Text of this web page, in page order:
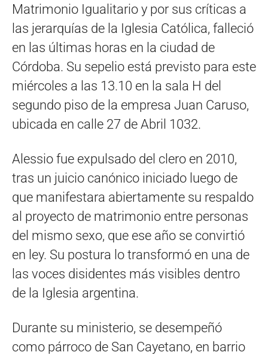
Matrimonio Igualitario y por sus críticas a
las jerarquías de la Iglesia Católica, falleció
en las últimas horas en la ciudad de
Córdoba. Su sepelio está previsto para este
miércoles a las 13.10 en la sala H del
segundo piso de la empresa Juan Caruso,
ubicada en calle 27 de Abril 1032.
Alessio fue expulsado del clero en 2010,
tras un juicio canónico iniciado luego de
que manifestara abiertamente su respaldo
al proyecto de matrimonio entre personas
del mismo sexo, que ese año se convirtió
en ley. Su postura lo transformó en una de
las voces disidentes más visibles dentro
de la Iglesia argentina.
Durante su ministerio, se desempeñó
como párroco de San Cayetano, en barrio